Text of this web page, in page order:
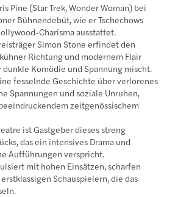
Pine (Star Trek, Wonder Woman) bei
Bühnendebüt, wie er Tschechows
Charisma ausstattet.
Simon Stone erfindet den
Richtung und modernem Flair
dunkle Komödie und Spannung mischt.
fesselnde Geschichte über verlorenes
Spannungen und soziale Unruhen,
zeitgenössischem
ist Gastgeber dieses streng
das ein intensives Drama und
Aufführungen verspricht.
mit hohen Einsätzen, scharfen
Schauspielern, die das